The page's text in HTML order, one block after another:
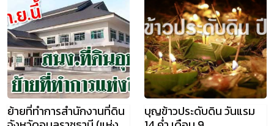
ย้ายที่ทำการสำนักงานที่ดิน
บุญข้าวประดับดิน วันแรม